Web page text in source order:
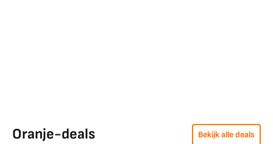
Oranje-deals Bekijk alle deals